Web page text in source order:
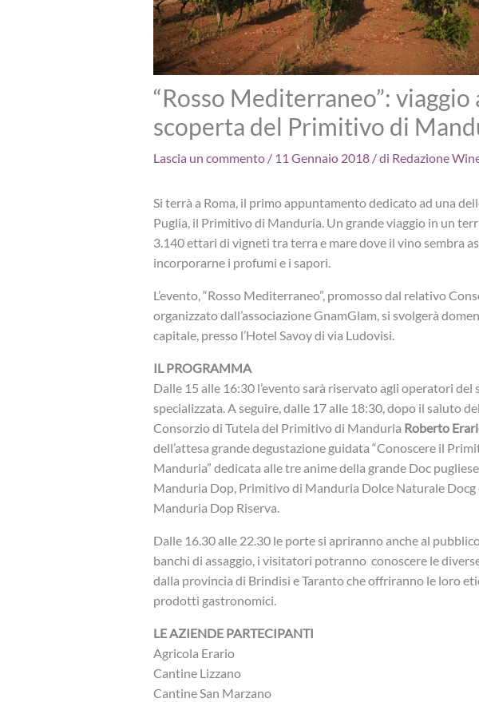
“Rosso Mediterraneo”: viaggio
scoperta del Primitivo di
Lascia un commento / 11 Gennaio 2018 / di Redazione
Si terrà a Roma, il primo appuntamento dedicato ad una
Puglia, il Primitivo di Manduria. Un grande viaggio in un
3.140 ettari di vigneti tra terra e mare dove il vino sembra
incorporarne i profumi e i sapori.
L’evento, “Rosso Mediterraneo”, promosso dal relativo
organizzato dall’associazione GnamGlam, si svolgerà
capitale, presso l’Hotel Savoy di via Ludovisi.
IL PROGRAMMA
Dalle 15 alle 16:30 l’evento sarà riservato agli operatori del
specializzata. A seguire, dalle 17 alle 18:30, dopo il saluto
Consorzio di Tutela del Primitivo di Manduria Roberto
dell’attesa grande degustazione guidata “Conoscere il
Manduria” dedicata alle tre anime della grande Doc
Manduria Dop, Primitivo di Manduria Dolce Naturale
Manduria Dop Riserva.
Dalle 16.30 alle 22.30 le porte si apriranno anche al
banchi di assaggio, i visitatori potranno conoscere le
dalla provincia di Brindisi e Taranto che offriranno le loro
prodotti gastronomici.
LE AZIENDE PARTECIPANTI
Agricola Erario
Cantine Lizzano
Cantine San Marzano